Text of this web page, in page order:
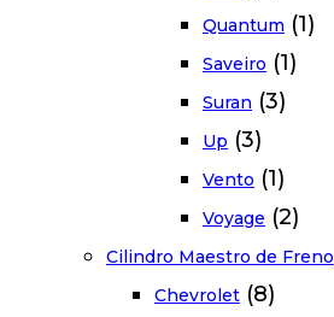
Quantum (1)
Saveiro (1)
Suran (3)
Up (3)
Vento (1)
Voyage (2)
Cilindro Maestro de Freno
Chevrolet (8)